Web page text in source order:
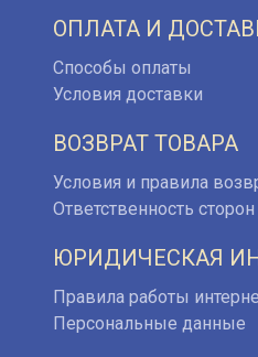
ОПЛАТА И
Способы оплаты
Условия доставки
ВОЗВРАТ ТОВАРА
Условия и правила
Ответственность сторон
ЮРИДИЧЕСКАЯ
Правила работы
Персональные данные